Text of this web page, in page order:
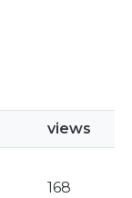
views
168